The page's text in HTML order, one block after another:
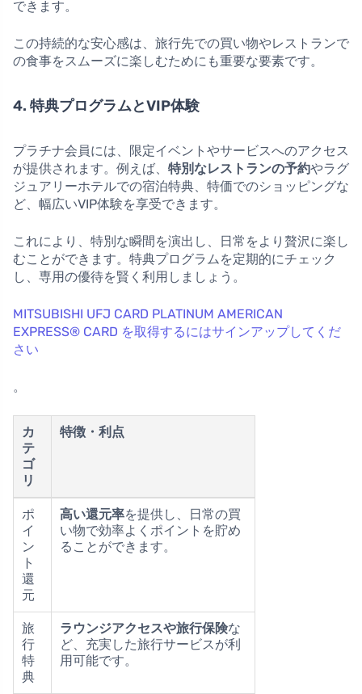
できます。
この持続的な安心感は、旅行先での買い物やレストランで
の食事をスムーズに楽しむためにも重要な要素です。
4. 特典プログラムとVIP体験
プラチナ会員には、限定イベントやサービスへのアクセス
が提供されます。例えば、 特別なレストランの予約やラグ
ジュアリーホテルでの宿泊特典、特価でのショッピングな
ど、幅広いVIP体験を享受できます。
これにより、特別な瞬間を演出し、日常をより贅沢に楽し
むことができます。特典プログラムを定期的にチェック
し、専用の優待を賢く利用しましょう。
MITSUBISHI UFJ CARD PLATINUM AMERICAN
EXPRESS® CARD を取得するにはサインアップしてくだ
さい
。
カ
テ
ゴ
リ
特徴・利点
ポ
イ
ン
ト
還
元
高い還元率を提供し、日常の買
い物で効率よくポイントを貯め
ることができます。
旅
行
特
典
ラウンジアクセスや旅行保険な
ど、充実した旅行サービスが利
用可能です。